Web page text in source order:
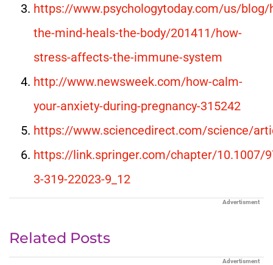
https://www.psychologytoday.com/us/blog/
the-mind-heals-the-body/201411/how-
stress-affects-the-immune-system
http://www.newsweek.com/how-calm-
your-anxiety-during-pregnancy-315242
https://www.sciencedirect.com/science/
https://link.springer.com/chapter/10.1007/
3-319-22023-9_12
Advertisment
Related Posts
Advertisment